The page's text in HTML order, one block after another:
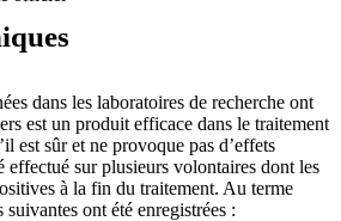
dans les laboratoires de recherche ont
est un produit efficace dans le traitement
est sûr et ne provoque pas d’effets
effectué sur plusieurs volontaires dont les
à la fin du traitement. Au terme
ont été enregistrées :